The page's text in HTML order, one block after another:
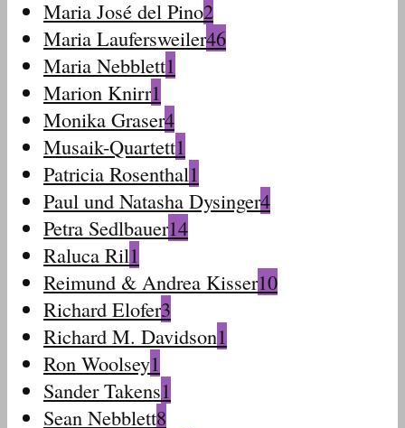
Maria José del Pino2
Maria Laufersweiler46
Maria Nebblett1
Marion Knirr1
Monika Graser4
Musaik-Quartett1
Patricia Rosenthal1
Paul und Natasha Dysinger4
Petra Sedlbauer14
Raluca Ril1
Reimund & Andrea Kisser10
Richard Elofer3
Richard M. Davidson1
Ron Woolsey1
Sander Takens1
Sean Nebblett8